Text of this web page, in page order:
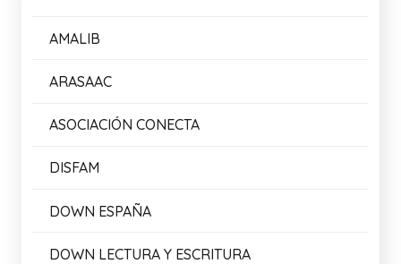
AMALIB
ARASAAC
ASOCIACIÓN CONECTA
DISFAM
DOWN ESPAÑA
DOWN LECTURA Y ESCRITURA